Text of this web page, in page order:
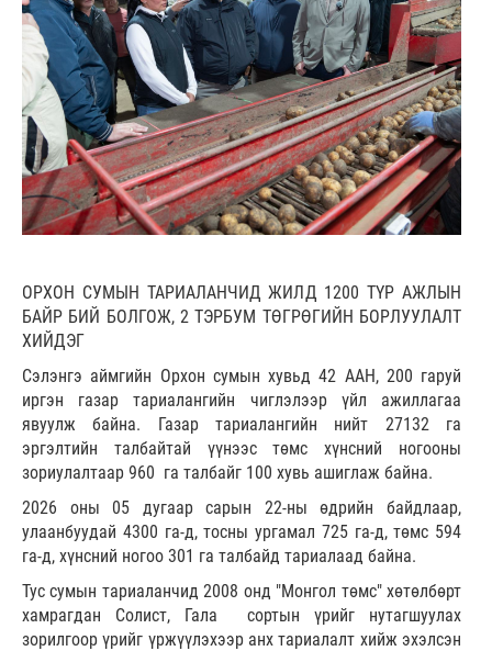
ОРХОН СУМЫН ТАРИАЛАНЧИД ЖИЛД 1200 ТҮР АЖЛЫН
БАЙР БИЙ БОЛГОЖ, 2 ТЭРБУМ ТӨГРӨГИЙН БОРЛУУЛАЛТ
ХИЙДЭГ
Сэлэнгэ аймгийн Орхон сумын хувьд 42 ААН, 200 гаруй
иргэн газар тариалангийн чиглэлээр үйл ажиллагаа
явуулж байна. Газар тариалангийн нийт 27132 га
эргэлтийн талбайтай үүнээс төмс хүнсний ногооны
зориулалтаар 960 га талбайг 100 хувь ашиглаж байна.
2026 оны 05 дугаар сарын 22-ны өдрийн байдлаар,
улаанбуудай 4300 га-д, тосны ургамал 725 га-д, төмс 594
га-д, хүнсний ногоо 301 га талбайд тариалаад байна.
Тус сумын тариаланчид 2008 онд "Монгол төмс" хөтөлбөрт
хамрагдан Солист, Гала сортын үрийг нутагшуулах
зорилгоор үрийг үржүүлэхээр анх тариалалт хийж эхэлсэн